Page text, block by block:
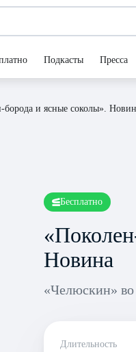
Подкасты Пресса
борода и ясные соколы».
Бесплатно
Новина
«Челюскин» во
Длительность